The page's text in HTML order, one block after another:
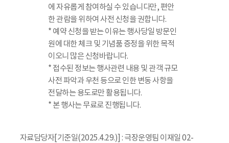
에 자유롭게 참여하실 수 있습니다만, 편안
한 관람을 위하여 사전 신청을 권합니다.
* 예약 신청을 받는 이유는 행사당일 방문인
원에 대한 체크 및 기념품 증정을 위한 목적
이오니 많은 신청바랍니다.
* 접수된 정보는 행사관련 내용 및 관객 규모
사전 파악과 우천 등으로 인한 변동 사항을
전달하는 용도로만 활용됩니다.
* 본 행사는 무료로 진행됩니다.
자료담당자[기준일(2025.4.29.)] : 극장운영팀 이재일 02-